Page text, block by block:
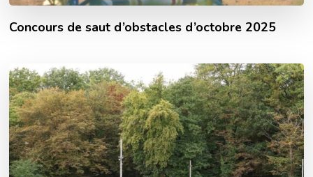
Concours de saut d’obstacles d’octobre 2025